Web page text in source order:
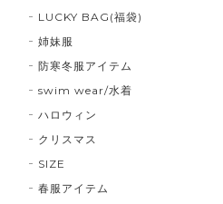
LUCKY BAG(福袋)
姉妹服
防寒冬服アイテム
swim wear/水着
ハロウィン
クリスマス
SIZE
春服アイテム